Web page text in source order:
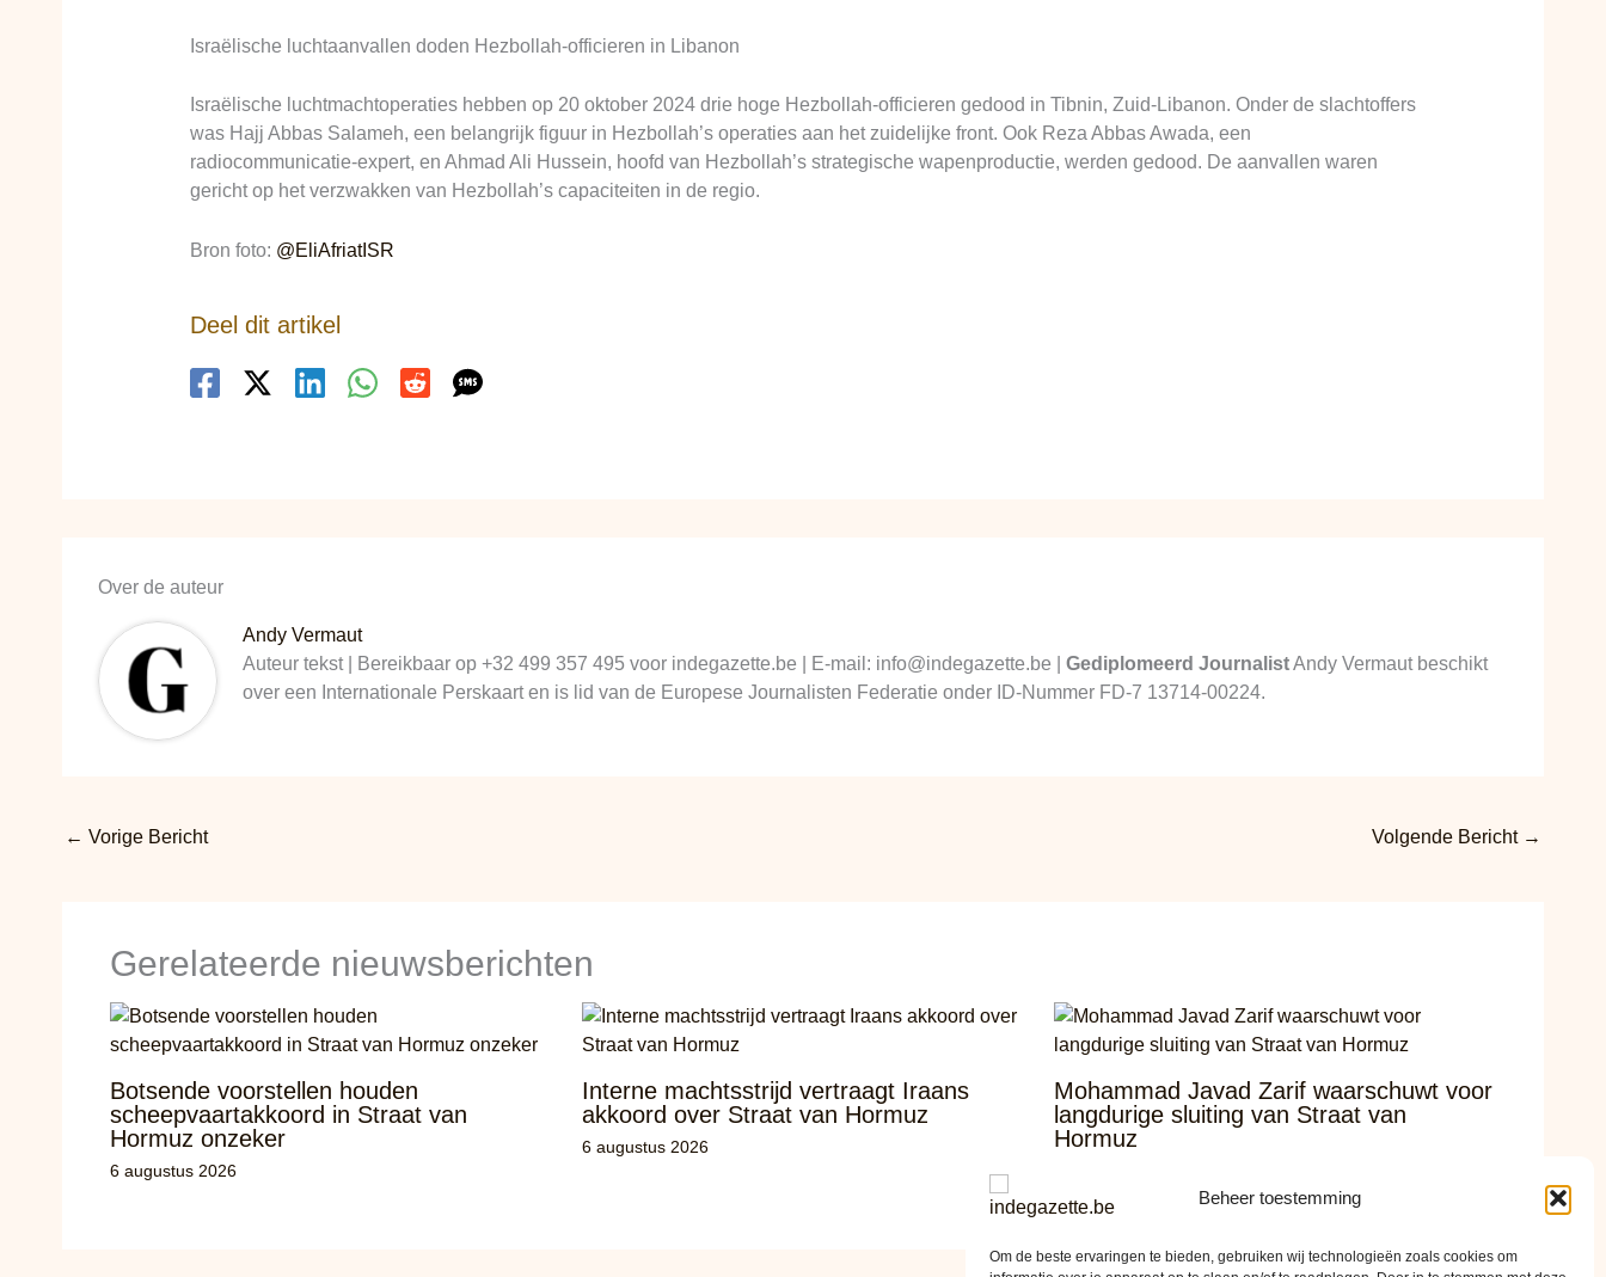
Beheer toestemming
Om de beste ervaringen te bieden, gebruiken wij technologieën zoals cookies om
Israëlische luchtaanvallen doden Hezbollah-officieren in Libanon
Israëlische luchtmachtoperaties hebben op 20 oktober 2024 drie hoge Hezbollah-officieren gedood in Tibnin, Zuid-Libanon. Onder de slachtoffers
was Hajj Abbas Salameh, een belangrijk figuur in Hezbollah’s operaties aan het zuidelijke front. Ook Reza Abbas Awada, een
radiocommunicatie-expert, en Ahmad Ali Hussein, hoofd van Hezbollah’s strategische wapenproductie, werden gedood. De aanvallen waren
gericht op het verzwakken van Hezbollah’s capaciteiten in de regio.
Bron foto: @EliAfriatISR
Deel dit artikel
Over de auteur
Andy Vermaut
Auteur tekst | Bereikbaar op +32 499 357 495 voor indegazette.be | E-mail: info@indegazette.be |Gediplomeerd JournalistAndy Vermaut beschikt
over een Internationale Perskaart en is lid van de Europese Journalisten Federatie onder ID-Nummer FD-7 13714-00224.
← Vorige Bericht Volgende Bericht →
Gerelateerde nieuwsberichten
Botsende voorstellen houden
scheepvaartakkoord in Straat van
Hormuz onzeker
6 augustus 2026
Interne machtsstrijd vertraagt Iraans
akkoord over Straat van Hormuz
6 augustus 2026
Mohammad Javad Zarif waarschuwt voor
langdurige sluiting van Straat van
Hormuz